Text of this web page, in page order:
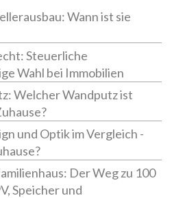
Wann ist sie
Steuerliche
Wahl bei Immobilien
Welcher Wandputz ist
und Optik im Vergleich -
Der Weg zu 100
Speicher und